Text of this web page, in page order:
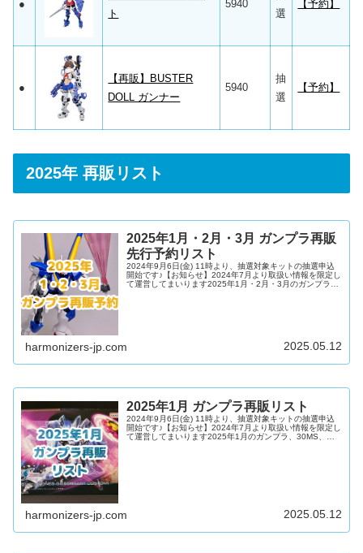
●
ト
5940
選
【予約】
●
【再販】BUSTER
DOLL ガンナー
5940
抽
選
【予約】
2025年 再販リスト
2025年1月・2月・3月 ガンプラ再販
先行予約リスト
2024年9月6日(金) 11時より、抽選対象キットの抽選申込
開始です♪【お知らせ】2024年7月より取扱い情報を限定し
て運営してまいります2025年1月・2月・3月のガンプラ、
harmonizers-jp.com 2025.05.12
2025年1月 ガンプラ再販リスト
2024年9月6日(金) 11時より、抽選対象キットの抽選申込
開始です♪【お知らせ】2024年7月より取扱い情報を限定し
て運営してまいります2025年1月のガンプラ、30MS、
harmonizers-jp.com 2025.05.12